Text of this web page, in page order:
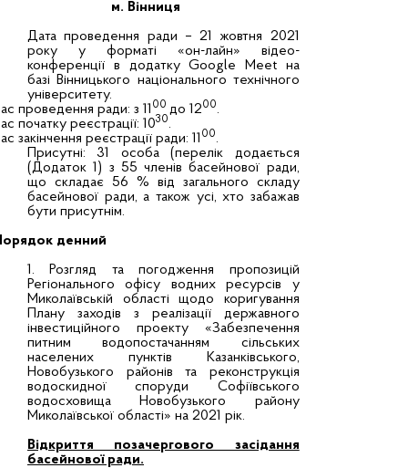
м. Вінниця
Дата проведення ради – 21 жовтня 2021
року у форматі «он-лайн» відео-
конференції в додатку Google Meet на
базі Вінницького національного технічного
університету.
проведення ради: з 11 00 до 1200.
початку реєстрації: 1030.
закінчення реєстрації ради: 11 00.
Присутні: 31 особа (перелік додається
(Додаток 1) з 55 членів басейнової ради,
що складає 56 % від загального складу
басейнової ради, а також усі, хто забажав
бути присутнім.
денний
1. Розгляд та погодження пропозицій
Регіонального офісу водних ресурсів у
Миколаївській області щодо коригування
Плану заходів з реалізації державного
інвестиційного проекту «Забезпечення
питним водопостачанням сільських
населених пунктів Казанківського,
Новобузького районів та реконструкція
водоскидної споруди Софіївського
водосховища Новобузького району
Миколаївської області» на 2021 рік.
Відкриття позачергового засідання
басейнової ради.